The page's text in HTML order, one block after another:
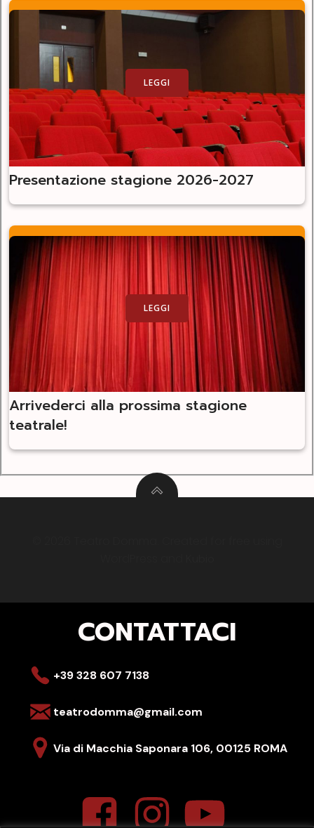
LEGGI
Presentazione stagione 2026-2027
LEGGI
Arrivederci alla prossima stagione
teatrale!
CONTATTACI
+39 328 607 7138
teatrodomma@gmail.com
Via di Macchia Saponara 106, 00125 ROMA